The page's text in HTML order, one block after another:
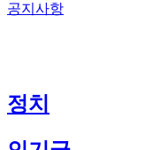
공지사항
정치